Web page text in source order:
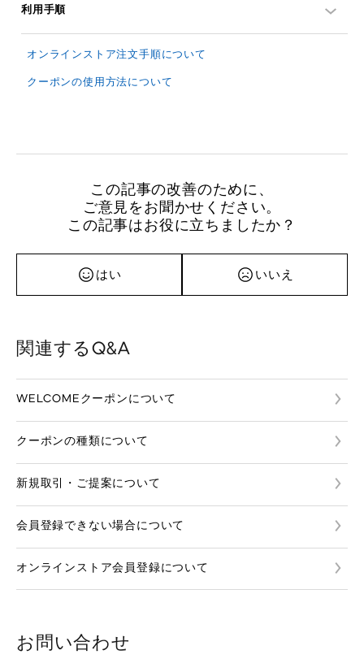
利用手順
オンラインストア注文手順について
クーポンの使用方法について
この記事の改善のために、
ご意見をお聞かせください。
この記事はお役に立ちましたか？
はい いいえ
関連するQ&A
WELCOMEクーポンについて
クーポンの種類について
新規取引・ご提案について
会員登録できない場合について
オンラインストア会員登録について
お問い合わせ